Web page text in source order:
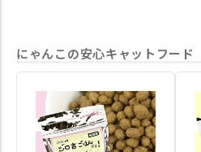
にゃんこの安心キャットフード